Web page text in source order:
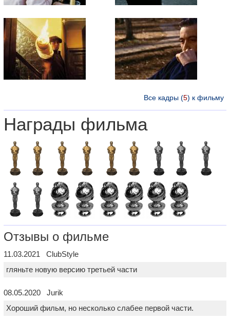
Все кадры (5) к фильму
Награды фильма
Отзывы о фильме
11.03.2021 ClubStyle
гляньте новую версию третьей части
08.05.2020 Jurik
Хороший фильм, но несколько слабее первой части.